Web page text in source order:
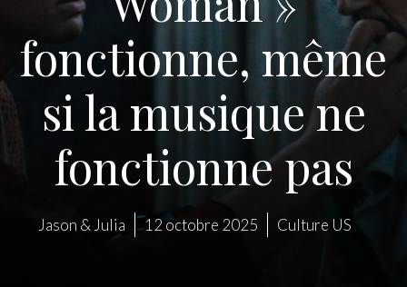
fonctionne, même
si la musique ne
fonctionne pas
Jason & Julia 12 octobre 2025 Culture US